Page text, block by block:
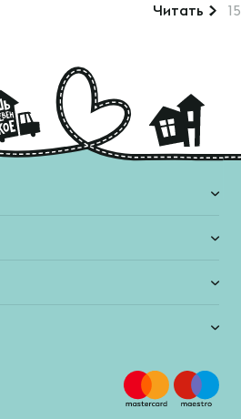
Читать